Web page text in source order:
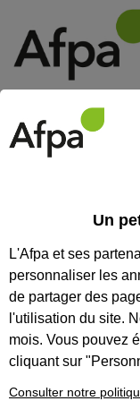
Un
L'Afpa et ses
personnaliser les
de partager des
l'utilisation du site.
mois. Vous pouvez
cliquant sur
Consulter notre